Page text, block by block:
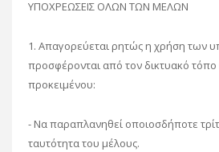
ΥΠΟΧΡΕΩΣΕΙΣ ΟΛΩΝ ΤΩΝ ΜΕΛΩΝ
1. Απαγορεύεται ρητώς η χρήση των
προσφέρονται από τον δικτυακό
προκειμένου:
- Να παραπλανηθεί οποιοσδήποτε
ταυτότητα του μέλους.